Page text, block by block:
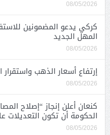
08/05/2026
كركي يدعو المضمونين
المهل الجديد
08/05/2026
إرتفاع أسعار الذهب واستقرار
08/05/2026
كنعان أعلن إنجاز “إصلاح
الحكومة أن تكون التعديلات
08/05/2026